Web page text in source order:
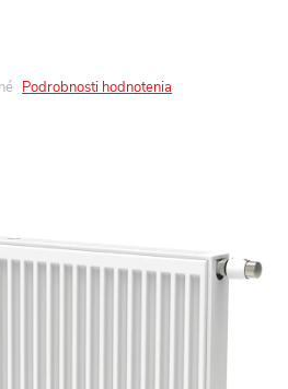
Podrobnosti hodnotenia